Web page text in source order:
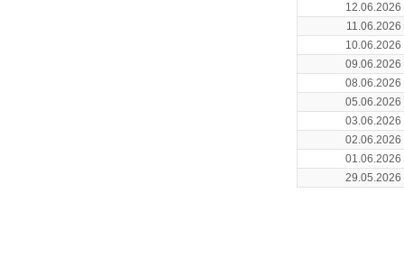
12.06.2026
11.06.2026
10.06.2026
09.06.2026
08.06.2026
05.06.2026
03.06.2026
02.06.2026
01.06.2026
29.05.2026